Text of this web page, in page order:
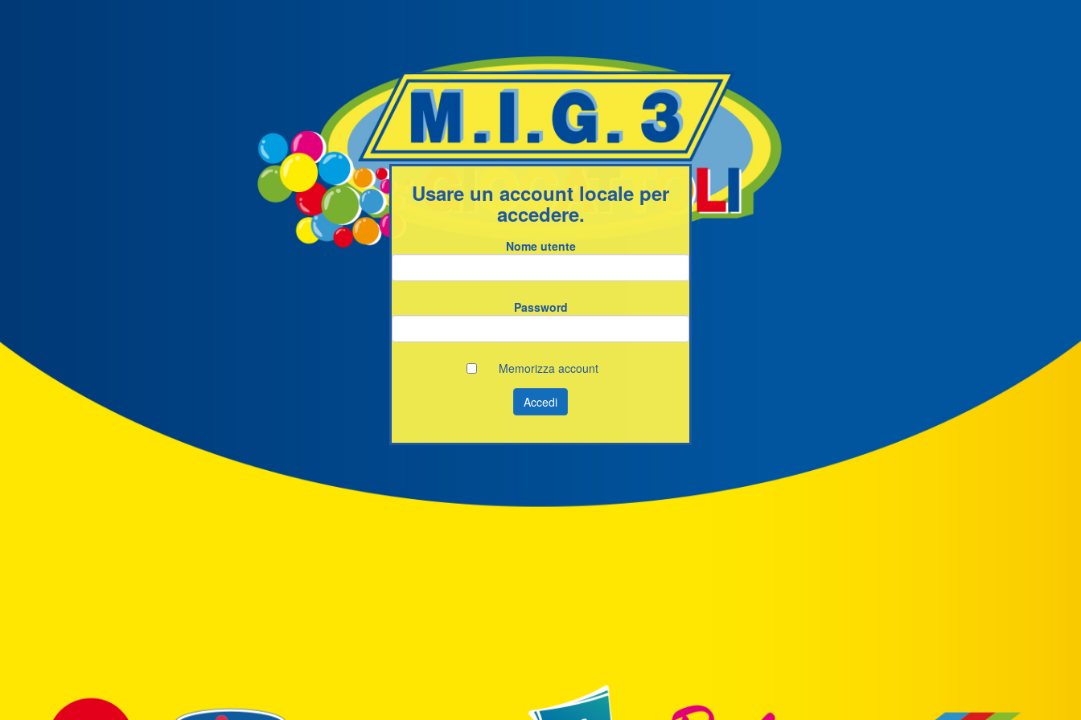
Usare un account locale per
accedere.
Nome utente
Password
Memorizza account